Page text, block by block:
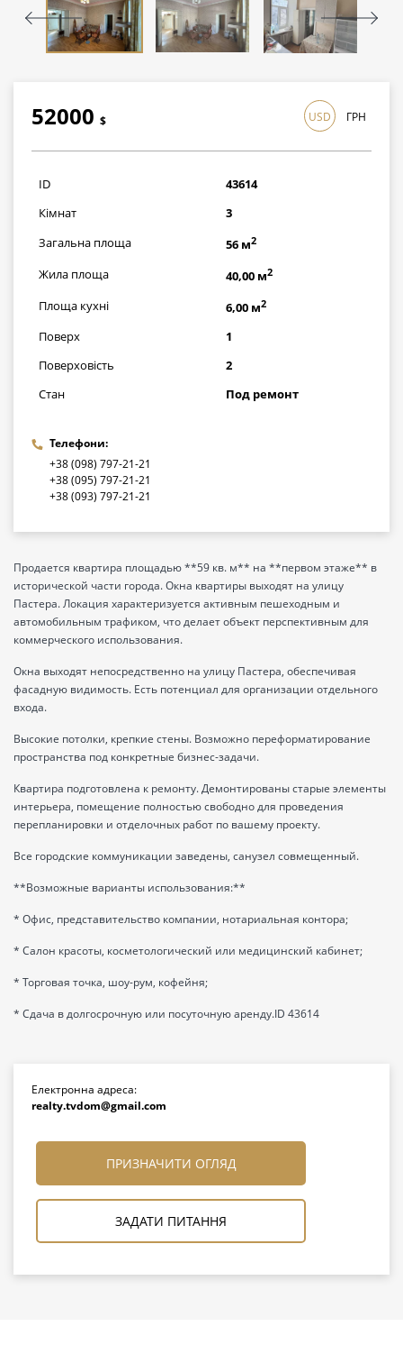
52000 $
1508000грн
USD ГРН
ID
43614
Кімнат
3
Загальна площа
56 м2
Жила площа 40,00 м2
Площа кухні 6,00 м2
Поверх
1
Поверховість
2
Стан
Под ремонт
Телефони:
+38 (098) 797-21-21
+38 (095) 797-21-21
+38 (093) 797-21-21
Продается квартира площадью **59 кв. м** на **первом этаже** в
исторической части города. Окна квартиры выходят на улицу
Пастера. Локация характеризуется активным пешеходным и
автомобильным трафиком, что делает объект перспективным для
коммерческого использования.
Окна выходят непосредственно на улицу Пастера, обеспечивая
фасадную видимость. Есть потенциал для организации отдельного
входа.
Высокие потолки, крепкие стены. Возможно переформатирование
пространства под конкретные бизнес-задачи.
Квартира подготовлена к ремонту. Демонтированы старые элементы
интерьера, помещение полностью свободно для проведения
перепланировки и отделочных работ по вашему проекту.
Все городские коммуникации заведены, санузел совмещенный.
**Возможные варианты использования:**
* Офис, представительство компании, нотариальная контора;
* Салон красоты, косметологический или медицинский кабинет;
* Торговая точка, шоу-рум, кофейня;
* Сдача в долгосрочную или посуточную аренду.ID 43614
Електронна адреса:
realty.tvdom@gmail.com
ПРИЗНАЧИТИ ОГЛЯД
ЗАДАТИ ПИТАННЯ